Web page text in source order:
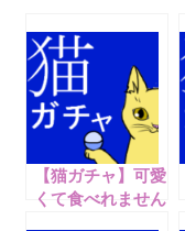
【猫ガチャ】可愛
くて食べれません